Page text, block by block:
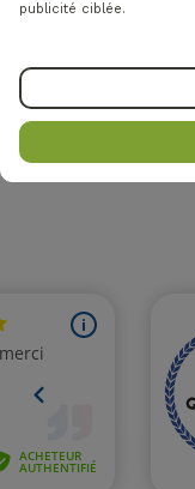
chaussures, les
les produits les
N'hésitez pas à
publicité ciblée.